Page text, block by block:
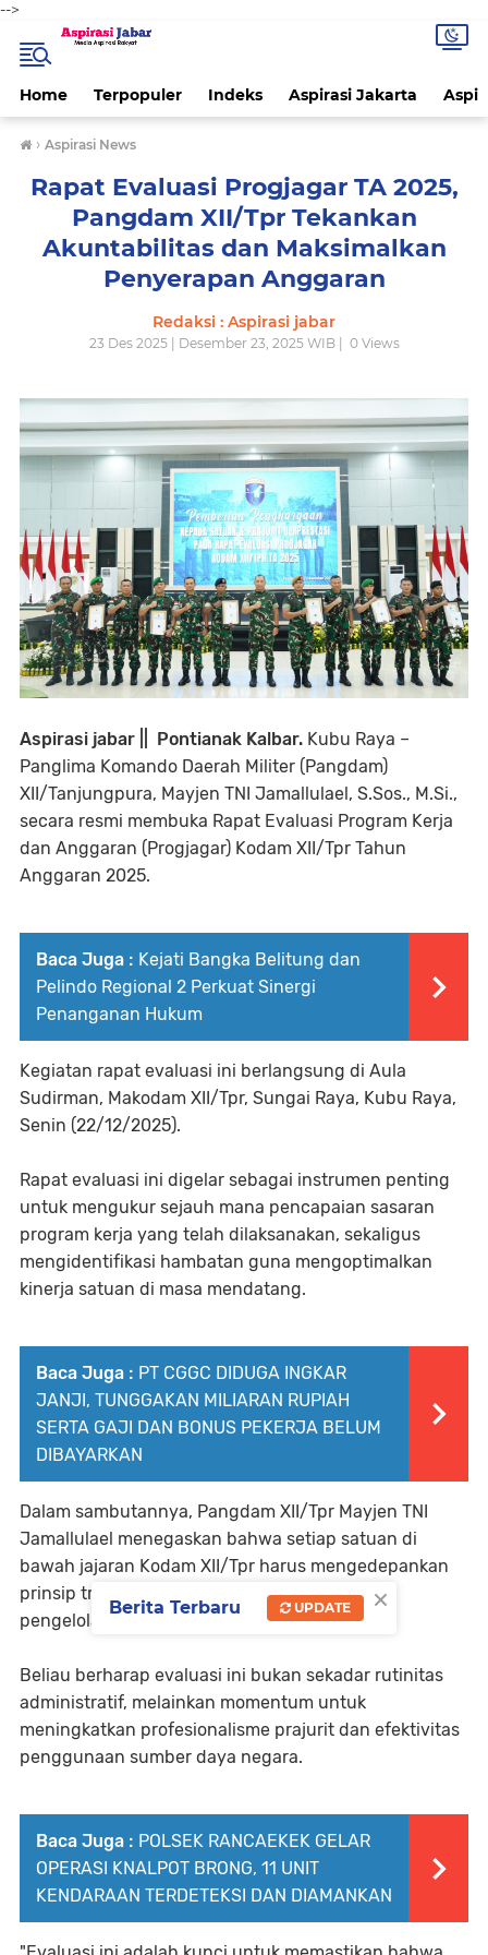
-->
Home Terpopuler Indeks Aspirasi Jakarta
› Aspirasi News
Rapat Evaluasi Progjagar TA 2025,
Pangdam XII/Tpr Tekankan
Akuntabilitas dan Maksimalkan
Penyerapan Anggaran
Redaksi : Aspirasi jabar
23 Des 2025 | Desember 23, 2025 WIB | 0Views
Aspirasi jabar || Pontianak Kalbar. Kubu Raya –
Panglima Komando Daerah Militer (Pangdam)
XII/Tanjungpura, Mayjen TNI Jamallulael, S.Sos., M.Si.,
secara resmi membuka Rapat Evaluasi Program Kerja
dan Anggaran (Progjagar) Kodam XII/Tpr Tahun
Anggaran 2025.
Baca Juga : Kejati Bangka Belitung dan
Pelindo Regional 2 Perkuat Sinergi
Penanganan Hukum
Kegiatan rapat evaluasi ini berlangsung di Aula
Sudirman, Makodam XII/Tpr, Sungai Raya, Kubu Raya,
Senin (22/12/2025).
Rapat evaluasi ini digelar sebagai instrumen penting
untuk mengukur sejauh mana pencapaian sasaran
program kerja yang telah dilaksanakan, sekaligus
mengidentifikasi hambatan guna mengoptimalkan
kinerja satuan di masa mendatang.
Baca Juga : PT CGGC DIDUGA INGKAR
JANJI, TUNGGAKAN MILIARAN RUPIAH
SERTA GAJI DAN BONUS PEKERJA BELUM
DIBAYARKAN
Dalam sambutannya, Pangdam XII/Tpr Mayjen TNI
Jamallulael menegaskan bahwa setiap satuan di
bawah jajaran Kodam XII/Tpr harus mengedepankan
prinsip transparansi dan akuntabilitas dalam
pengelolaan anggaran.
Beliau berharap evaluasi ini bukan sekadar rutinitas
administratif, melainkan momentum untuk
meningkatkan profesionalisme prajurit dan efektivitas
penggunaan sumber daya negara.
Baca Juga : POLSEK RANCAEKEK GELAR
OPERASI KNALPOT BRONG, 11 UNIT
KENDARAAN TERDETEKSI DAN DIAMANKAN
×
Berita Terbaru UPDATE